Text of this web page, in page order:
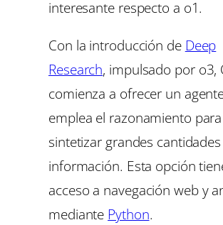
interesante respecto a o1.
Con la introducción de Deep
Research, impulsado por o3,
comienza a ofrecer un
emplea el razonamiento
sintetizar grandes
información. Esta opción
acceso a navegación web y
mediante Python.